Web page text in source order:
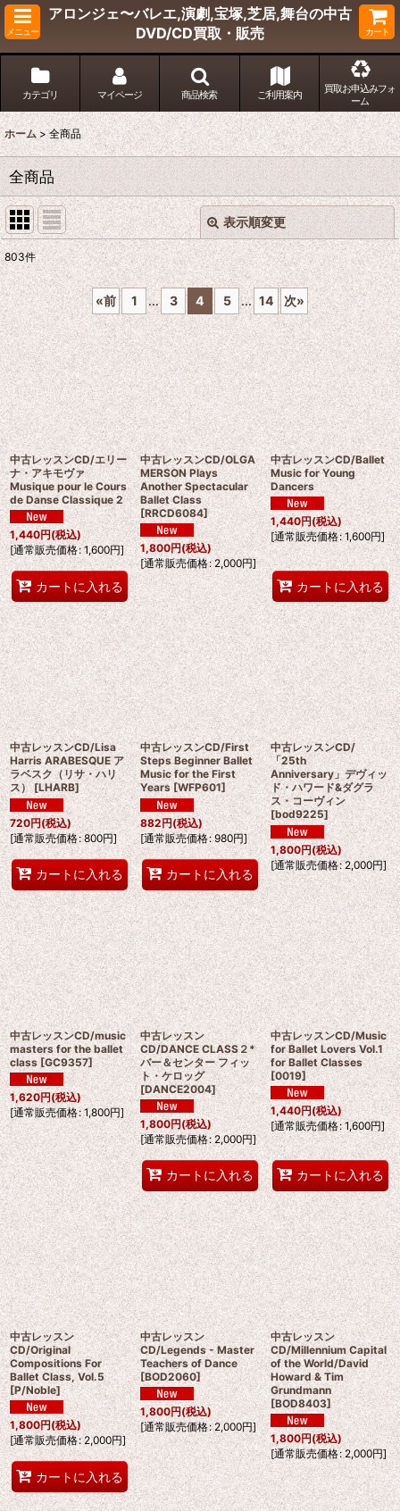
メニュー
アロンジェ〜バレエ,演劇,宝塚,芝居,舞台の中古
DVD/CD買取・販売
カート
カテゴリ マイページ 商品検索 ご利用案内
買取お申込みフォ
ーム
ホーム > 全商品
全商品
表示順変更
表示数:
並び順:
絞り込む
閉じる
803件
«前 1 ... 3 4 5 ... 14 次»
中古レッスンCD/エリー
ナ・アキモヴァ
Musique pour le Cours
de Danse Classique 2
1,440円(税込)
[通常販売価格: 1,600円]
カートに入れる
中古レッスンCD/OLGA
MERSON Plays
Another Spectacular
Ballet Class
[RRCD6084]
1,800円(税込)
[通常販売価格: 2,000円]
中古レッスンCD/Ballet
Music for Young
Dancers
1,440円(税込)
[通常販売価格: 1,600円]
カートに入れる
中古レッスンCD/Lisa
Harris ARABESQUE ア
ラベスク（リサ・ハリ
ス） [LHARB]
720円(税込)
[通常販売価格: 800円]
カートに入れる
中古レッスンCD/First
Steps Beginner Ballet
Music for the First
Years [WFP601]
882円(税込)
[通常販売価格: 980円]
カートに入れる
中古レッスンCD/
「25th
Anniversary」デヴィッ
ド・ハワード&ダグラ
ス・コーヴィン
[bod9225]
1,800円(税込)
[通常販売価格: 2,000円]
中古レッスンCD/music
masters for the ballet
class [GC9357]
1,620円(税込)
[通常販売価格: 1,800円]
中古レッスン
CD/DANCE CLASS２*
バー＆センター フィッ
ト・ケロッグ
[DANCE2004]
1,800円(税込)
[通常販売価格: 2,000円]
カートに入れる
中古レッスンCD/Music
for Ballet Lovers Vol.1
for Ballet Classes
[0019]
1,440円(税込)
[通常販売価格: 1,600円]
カートに入れる
中古レッスン
CD/Original
Compositions For
Ballet Class, Vol.5
[P/Noble]
1,800円(税込)
[通常販売価格: 2,000円]
カートに入れる
中古レッスン
CD/Legends - Master
Teachers of Dance
[BOD2060]
1,800円(税込)
[通常販売価格: 2,000円]
中古レッスン
CD/Millennium Capital
of the World/David
Howard & Tim
Grundmann
[BOD8403]
1,800円(税込)
[通常販売価格: 2,000円]